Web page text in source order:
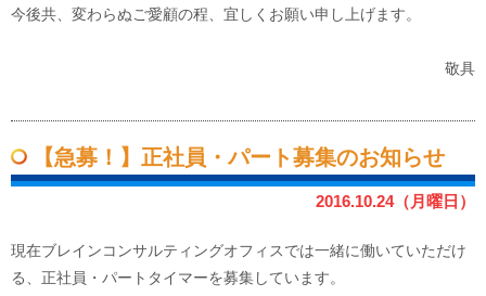
今後共、変わらぬご愛顧の程、宜しくお願い申し上げます。
敬具
【急募！】正社員・パート募集のお知らせ
2016.10.24（月曜日）
現在ブレインコンサルティングオフィスでは一緒に働いていただけ
る、正社員・パートタイマーを募集しています。